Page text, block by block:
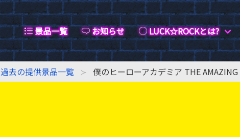
景品一覧 お知らせ LUCK☆ROCKとは?
過去の提供景品一覧 僕のヒーローアカデミア THE